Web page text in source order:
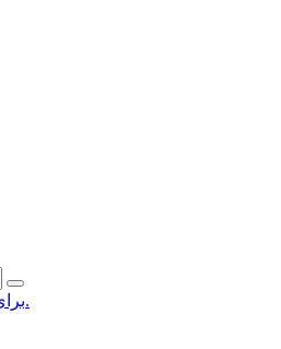
برای محصولات بیشتر کلیک کنید.